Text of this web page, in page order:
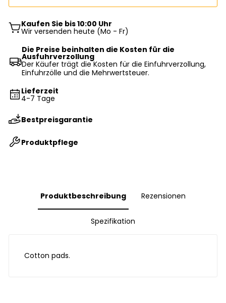
Kaufen Sie bis 10:00 Uhr
Wir versenden heute (Mo - Fr)
Die Preise beinhalten die Kosten für die
Ausfuhrverzollung
Der Käufer trägt die Kosten für die Einfuhrverzollung,
Einfuhrzölle und die Mehrwertsteuer.
Lieferzeit
4-7 Tage
Bestpreisgarantie
Produktpflege
Produktbeschreibung Rezensionen
Spezifikation
Cotton pads.